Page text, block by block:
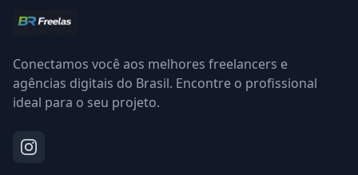
Conectamos você aos melhores freelancers e
agências digitais do Brasil. Encontre o profissional
ideal para o seu projeto.